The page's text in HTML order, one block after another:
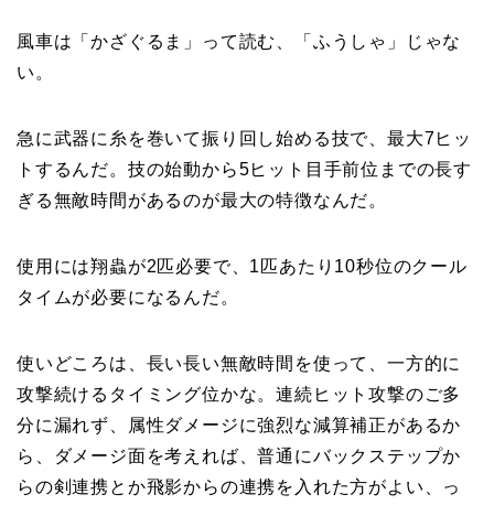
風車は「かざぐるま」って読む、「ふうしゃ」じゃな
い。
急に武器に糸を巻いて振り回し始める技で、最大7ヒッ
トするんだ。技の始動から5ヒット目手前位までの長す
ぎる無敵時間があるのが最大の特徴なんだ。
使用には翔蟲が2匹必要で、1匹あたり10秒位のクール
タイムが必要になるんだ。
使いどころは、長い長い無敵時間を使って、一方的に
攻撃続けるタイミング位かな。連続ヒット攻撃のご多
分に漏れず、属性ダメージに強烈な減算補正があるか
ら、ダメージ面を考えれば、普通にバックステップか
らの剣連携とか飛影からの連携を入れた方がよい、っ